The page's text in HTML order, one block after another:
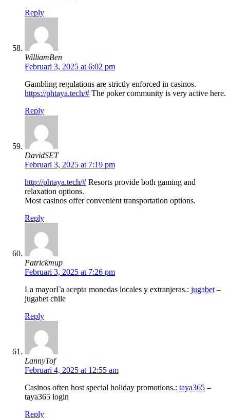
Reply
WilliamBen
Februari 3, 2025 at 6:02 pm
Gambling regulations are strictly enforced in casinos.
https://phtaya.tech/# The poker community is very active here.
Reply
DavidSET
Februari 3, 2025 at 7:19 pm
http://phtaya.tech/# Resorts provide both gaming and
relaxation options.
Most casinos offer convenient transportation options.
Reply
Patrickmup
Februari 3, 2025 at 7:26 pm
La mayorГ­a acepta monedas locales y extranjeras.: jugabet –
jugabet chile
Reply
LannyTof
Februari 4, 2025 at 12:55 am
Casinos often host special holiday promotions.: taya365 –
taya365 login
Reply